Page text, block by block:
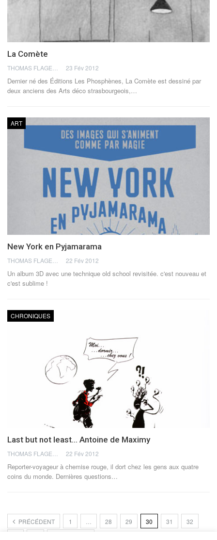
La Comète
23 Fév 2012
Dernier né des Éditions Les Phosphènes, La Comète est dessiné par
deux anciens des Arts déco strasbourgeois,…
ART
New York en Pyjamarama
22 Fév 2012
Un album 3D avec une technique old school revisitée. c'est nouveau et
c'est sublime !
CHRONIQUES
Last but not least… Antoine de Maximy
22 Fév 2012
Reporter-voyageur à chemise rouge, il dort chez les gens aux quatre
coins du monde. Dernières questions…
PRÉCÉDENT 1 28 29 30 31
32